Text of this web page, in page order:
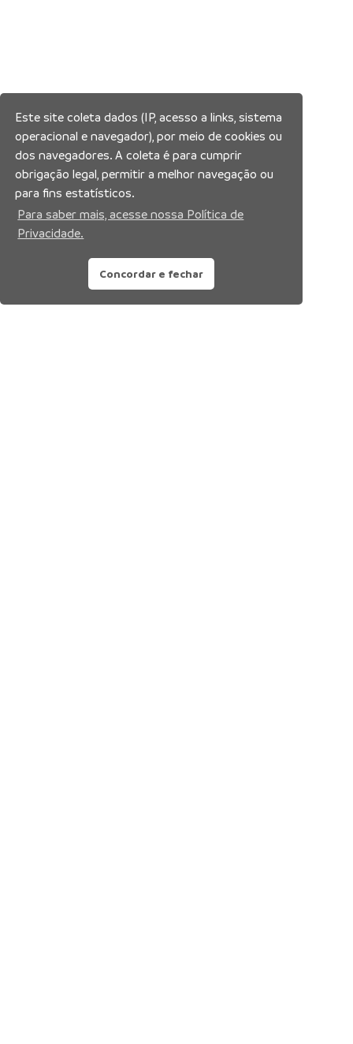
Este site coleta dados (IP, acesso a links, sistema
operacional e navegador), por meio de cookies ou
dos navegadores. A coleta é para cumprir
obrigação legal, permitir a melhor navegação ou
para fins estatísticos.
Para saber mais, acesse nossa Política de
Privacidade.
Concordar e fechar